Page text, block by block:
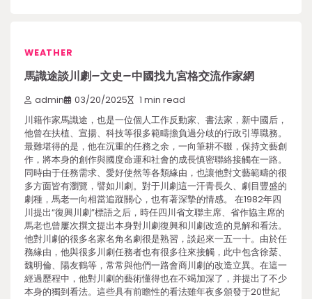
WEATHER
馬識途談川劇–文史–中國找九宮格交流作家網
admin 03/20/2025 1 min read
川籍作家馬識途，也是一位個人工作反動家、書法家，新中國后，
他曾在扶植、宣揚、科技等很多範疇擔負過分歧的行政引導職務。
最難堪得的是，他在沉重的任務之余，一向筆耕不輟，保持文藝創
作，將本身的創作與國度命運和社會的成長慎密聯絡接觸在一路。
同時由于任務需求、愛好使然等各類緣由，也讓他對文藝範疇的很
多方面皆有瀏覽，譬如川劇。對于川劇這一汗青長久、劇目豐盛的
劇種，馬老一向相當追蹤關心，也有著深摯的情感。 在1982年四
川提出“復興川劇”標語之后，時任四川省文聯主席、省作協主席的
馬老也曾屢次撰文提出本身對川劇復興和川劇改造的見解和看法。
他對川劇的很多名家名角名劇很是熟習，談起來一五一十。由於任
務緣由，他與很多川劇任務者也有很多往來接觸，此中包含徐棻、
魏明倫、陽友鶴等，常常與他們一路會商川劇的改造立異。在這一
經過歷程中，他對川劇的藝術懂得也在不竭加深了，并提出了不少
本身的獨到看法。這些具有前瞻性的看法雖年夜多頒發于20世紀